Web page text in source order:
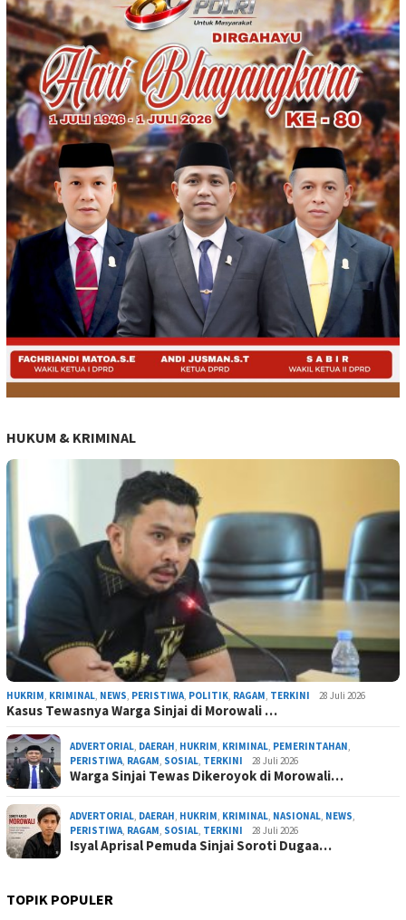
HUKUM & KRIMINAL
HUKRIM, KRIMINAL, NEWS, PERISTIWA, POLITIK, RAGAM, TERKINI 28 Juli 2026
Kasus Tewasnya Warga Sinjai di Morowali …
ADVERTORIAL, DAERAH, HUKRIM, KRIMINAL, PEMERINTAHAN,
PERISTIWA, RAGAM, SOSIAL, TERKINI 28 Juli 2026
Warga Sinjai Tewas Dikeroyok di Morowali…
ADVERTORIAL, DAERAH, HUKRIM, KRIMINAL, NASIONAL, NEWS,
PERISTIWA, RAGAM, SOSIAL, TERKINI 28 Juli 2026
Isyal Aprisal Pemuda Sinjai Soroti Dugaa…
TOPIK POPULER